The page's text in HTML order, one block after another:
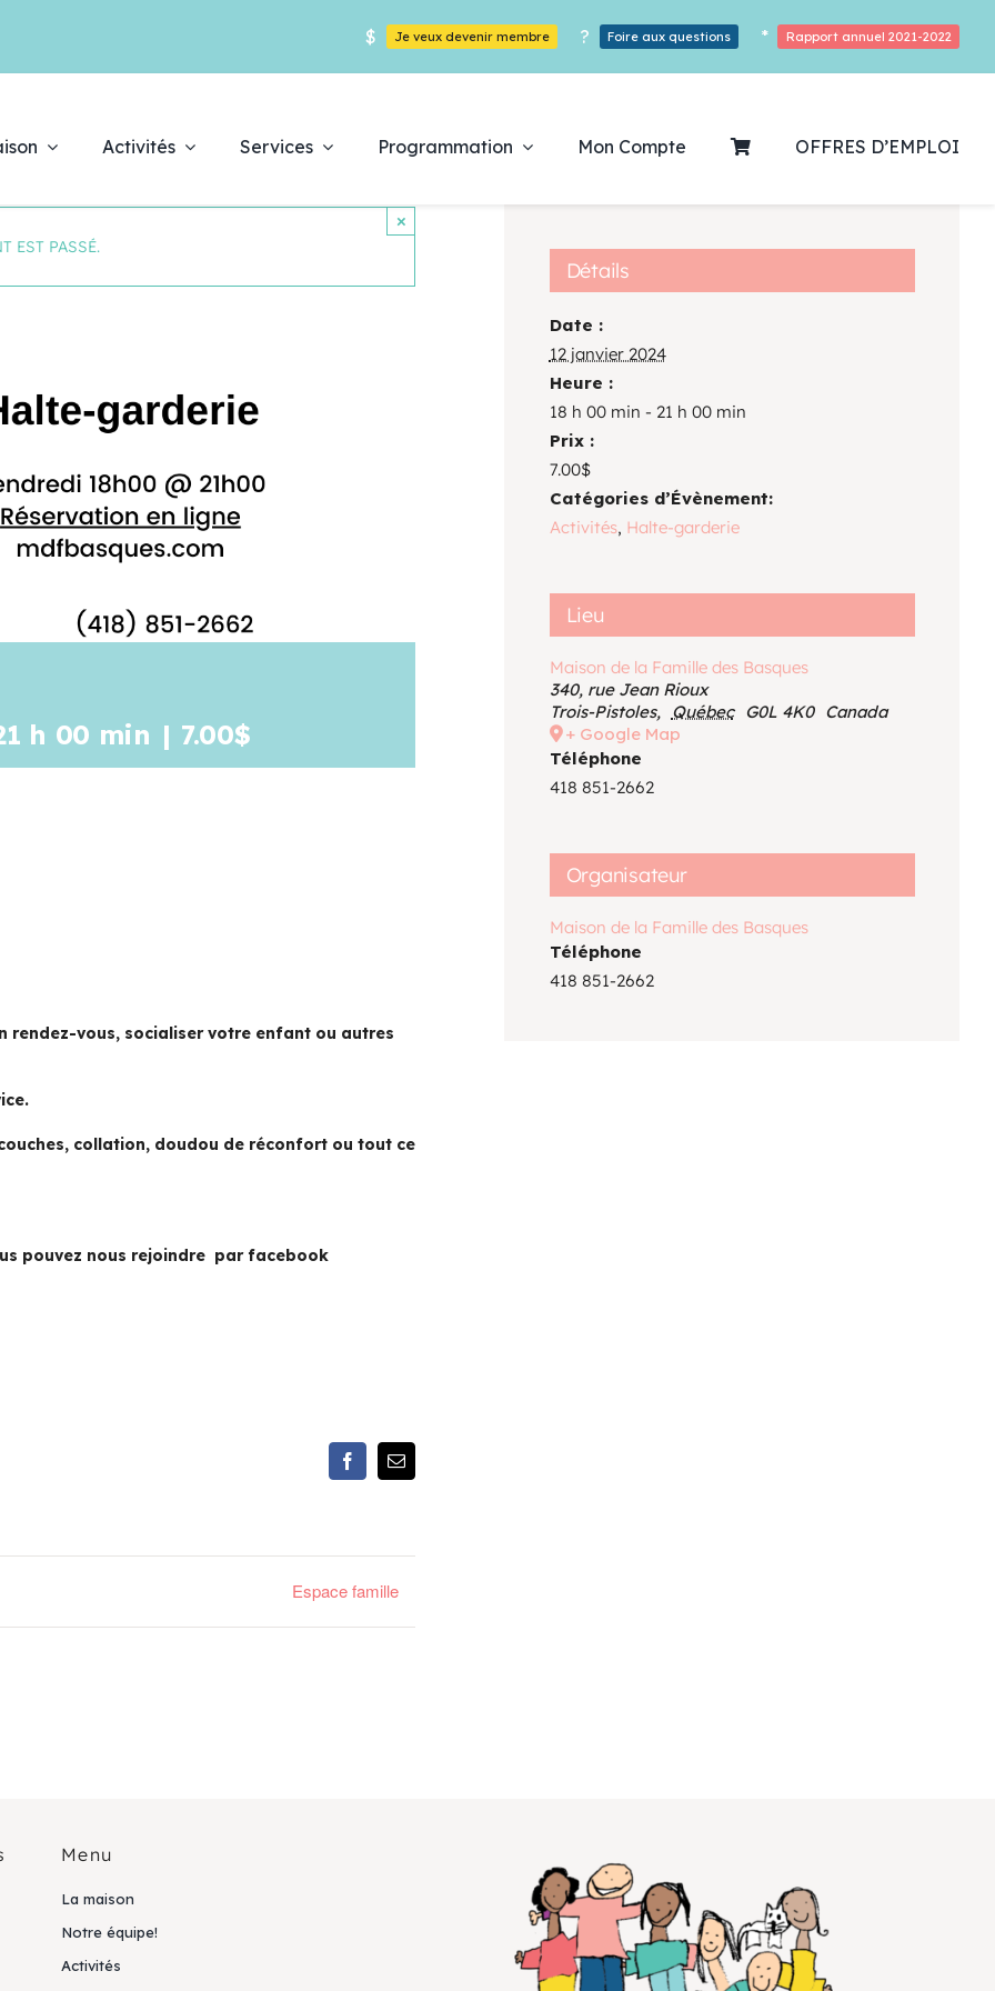
$ Je veux devenir membre ? Foire aux questions * Rapport annuel 2021-2022
Activités Services Programmation
Découvrez notre
programmation
Des Heures De Plaisirs!
Voir le calendrier
Mon Compte OFFRES D’EMPLOI
EST PASSÉ.
×
h 00 min | 7.00$
rendez-vous, socialiser votre enfant ou autres
collation, doudou de réconfort ou tout ce
pouvez nous rejoindre par facebook
FacebookEmail
Espace famille
Détails
Date :
12 janvier 2024
Heure :
18 h 00 min - 21 h 00 min
Prix :
7.00$
Catégories d’Évènement:
Activités, Halte-garderie
Lieu
Maison de la Famille des Basques
340, rue Jean Rioux
Trois-Pistoles, Québec G0L 4K0 Canada
+ Google Map
Téléphone
418 851-2662
Organisateur
Maison de la Famille des Basques
Téléphone
418 851-2662
Menu
La maison
Notre équipe!
Activités